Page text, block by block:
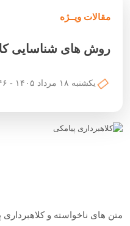
مقالات ویــژه
روش های شناسایی
یکشنبه ۱۸ مرداد ۱۴۰۵ - ۰۵:۴۶
متن های ناخواسته و